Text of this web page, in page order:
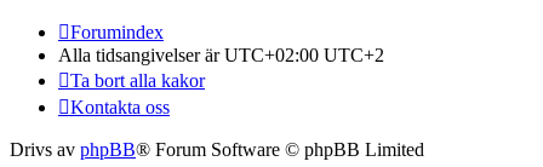
Forumindex
Alla tidsangivelser är UTC+02:00 UTC+2
Ta bort alla kakor
Kontakta oss
Drivs av phpBB® Forum Software © phpBB Limited